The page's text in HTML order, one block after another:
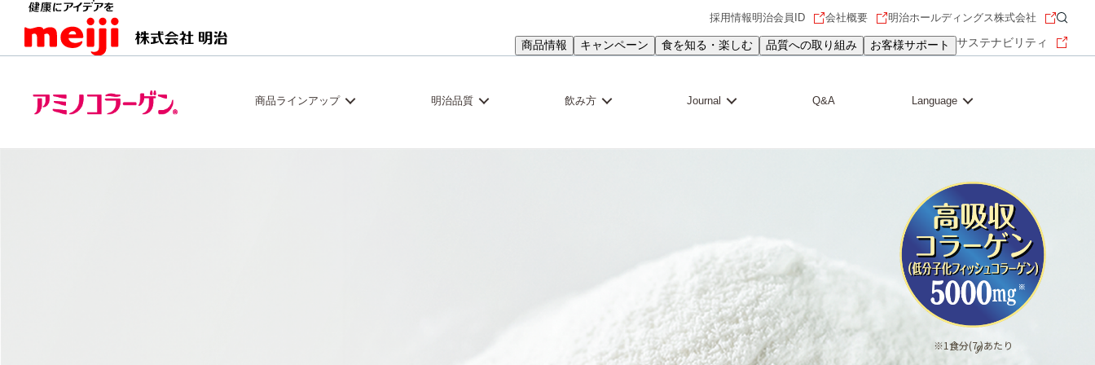
商品情報 キャンペーン 食を知る・楽しむ 品質への取り組み お客様サポート サステナビリティ
採用情報明治会員ID 会社概要 明治ホールディングス株式会社
商品ラインアップ 明治品質 飲み方 Journal Q&A Language
※1食分(7ℊ)あたり